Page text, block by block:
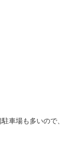
車場も多いので、